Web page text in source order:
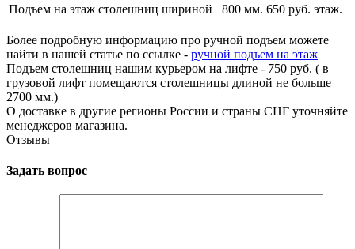
Подъем на этаж столешниц шириной
800 мм. 650 руб. этаж.
Более подробную информацию про ручной подъем можете
найти в нашей статье по ссылке - ручной подъем на этаж
Подъем столешниц нашим курьером на лифте - 750 руб. ( в
грузовой лифт помещаются столешницы длиной не больше
2700 мм.)
О доставке в другие регионы России и страны СНГ уточняйте
менеджеров магазина.
Отзывы
Задать вопрос